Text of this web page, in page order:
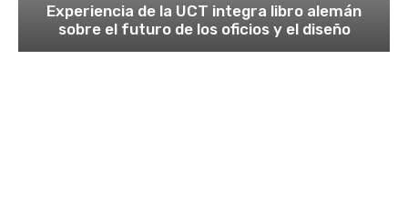
Experiencia de la UCT integra libro alemán
sobre el futuro de los oficios y el diseño